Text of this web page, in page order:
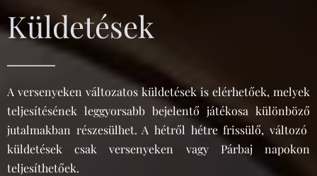
Küldetések
A versenyeken változatos küldetések is elérhetőek, melyek
teljesítésének leggyorsabb bejelentő játékosa különböző
jutalmakban részesülhet. A hétről hétre frissülő, változó
küldetések csak versenyeken vagy Párbaj napokon
teljesíthetőek.